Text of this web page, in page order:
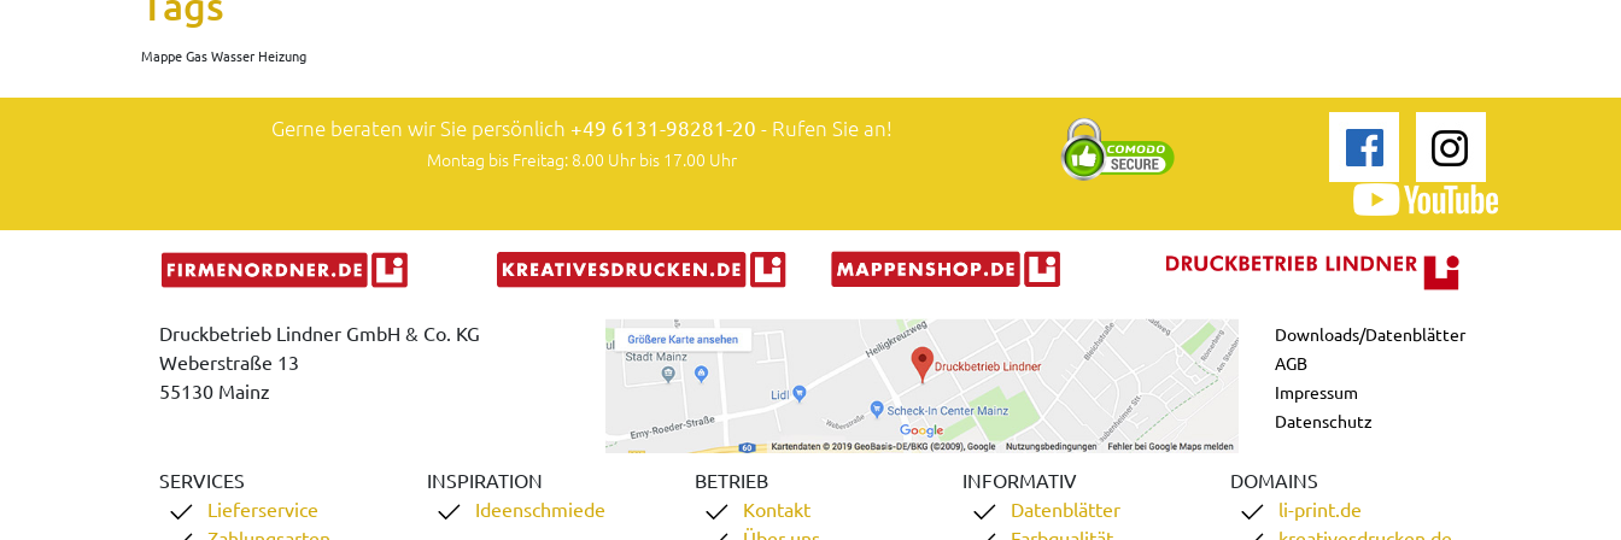
Mappe Gas Wasser Heizung
Gerne beraten wir Sie persönlich +49 6131-98281-20 - Rufen Sie an!
Montag bis Freitag: 8.00 Uhr bis 17.00 Uhr
Druckbetrieb Lindner GmbH & Co. KG
Weberstraße 13
55130 Mainz
Downloads/Datenblätter
AGB
Impressum
Datenschutz
SERVICES
Lieferservice
INSPIRATION
Ideenschmiede
BETRIEB
Kontakt
INFORMATIV
Datenblätter
DOMAINS
li-print.de